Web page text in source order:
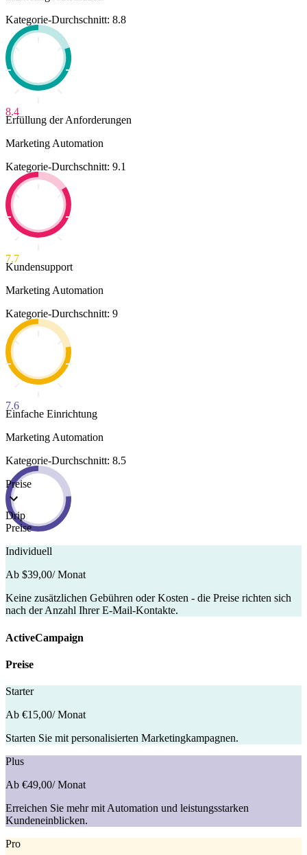
Kategorie-Durchschnitt: 8.8
8.4
Erfüllung der Anforderungen
Marketing Automation
Kategorie-Durchschnitt: 9.1
7.7
Kundensupport
Marketing Automation
Kategorie-Durchschnitt: 9
7.6
Einfache Einrichtung
Marketing Automation
Kategorie-Durchschnitt: 8.5
Preise
Drip
Preise
Individuell
Ab $39,00/ Monat
Keine zusätzlichen Gebühren oder Kosten - die Preise richten sich
nach der Anzahl Ihrer E-Mail-Kontakte.
ActiveCampaign
Preise
Starter
Ab €15,00/ Monat
Starten Sie mit personalisierten Marketingkampagnen.
Plus
Ab €49,00/ Monat
Erreichen Sie mehr mit Automation und leistungsstarken
Kundeneinblicken.
Pro